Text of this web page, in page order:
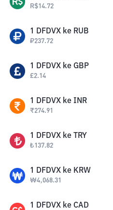
R$14.72
1 DFDVX ke RUB
₽237.72
1 DFDVX ke GBP
£2.14
1 DFDVX ke INR
₹274.91
1 DFDVX ke TRY
₺137.82
1 DFDVX ke KRW
₩4,068.31
1 DFDVX ke CAD